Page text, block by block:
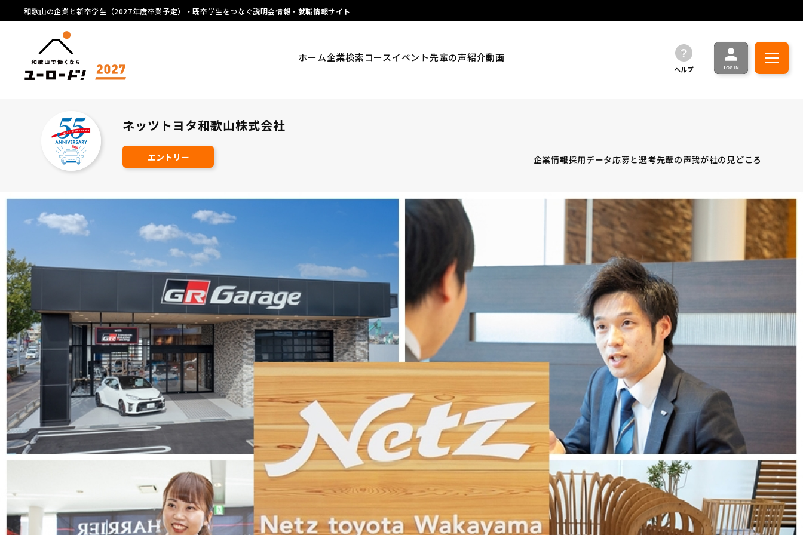
和歌山の企業と新卒学生（2027年度卒業予定）・既卒学生をつなぐ説明会情報・就職情報サイト
ホーム企業検索コースイベント先輩の声紹介動画
ヘルプ
ネッツトヨタ和歌山株式会社
エントリー 企業情報採用データ応募と選考先輩の声我が社の見どころ